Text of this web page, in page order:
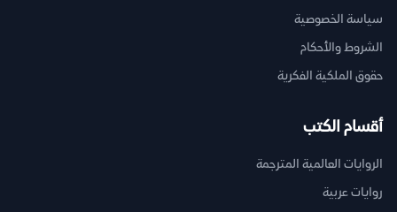
سياسة الخصوصية
الشروط والأحكام
حقوق الملكية الفكرية
أقسام الكتب
الروايات العالمية المترجمة
روايات عربية